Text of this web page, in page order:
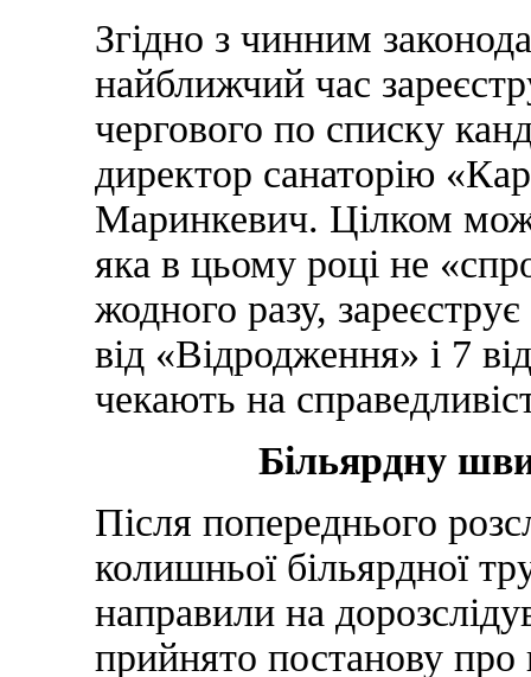
Згідно з чинним
найближчий час
чергового по списку
директор санаторію
Маринкевич. Цілком
яка в цьому році не
жодного разу,
від «Відродження» і 7
чекають на
Більярдну
Після попереднього
колишньої більярдної
направили на
прийнято постанову